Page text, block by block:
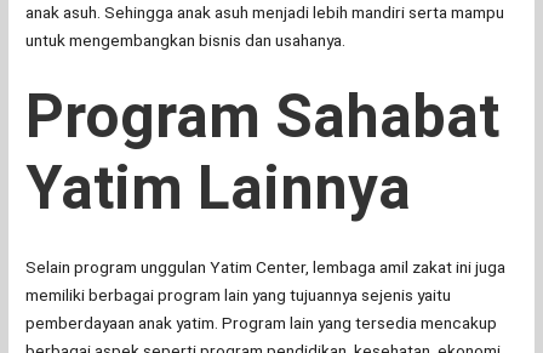
anak asuh. Sehingga anak asuh menjadi lebih mandiri serta mampu
untuk mengembangkan bisnis dan usahanya.
Program Sahabat
Yatim Lainnya
Selain program unggulan Yatim Center, lembaga amil zakat ini juga
memiliki berbagai program lain yang tujuannya sejenis yaitu
pemberdayaan anak yatim. Program lain yang tersedia mencakup